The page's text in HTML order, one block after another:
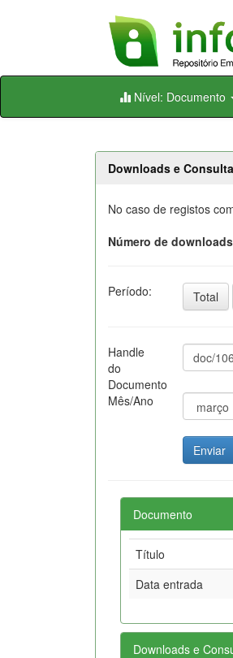
Skip
Nível: Documento
Downloads e
No caso de registos
Número de
Período: Total
Handle
do
Documento
Mês/Ano
Documento
Título
Data entrada
Downloads e